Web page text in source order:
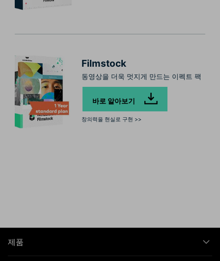
Filmstock
동영상을 더욱 멋지게 만드는 이펙트 팩
바로 알아보기
창의력을 현실로 구현 >>
제품